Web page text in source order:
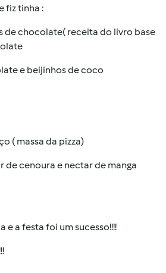
fiz tinha :
de chocolate( receita do livro base
e beijinhos de coco
( massa da pizza)
de cenoura e nectar de manga
a festa foi um sucesso!!!!